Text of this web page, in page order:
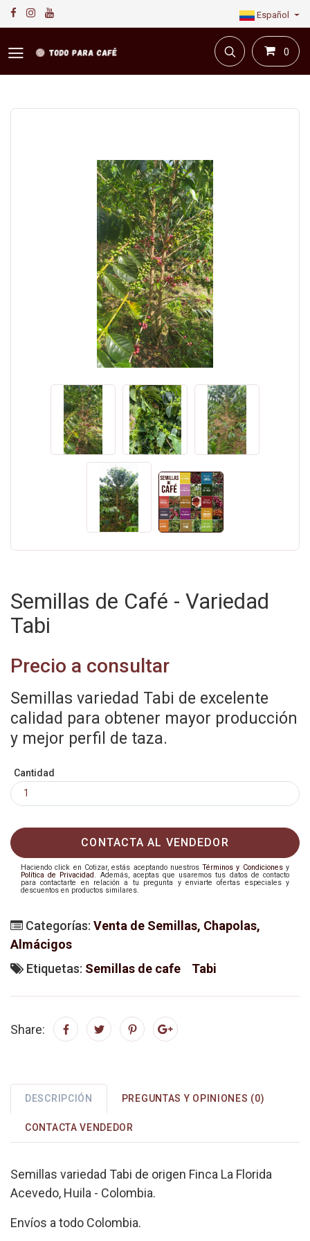
Español
0
Semillas de Café - Variedad
Tabi
Precio a consultar
Semillas variedad Tabi de excelente
calidad para obtener mayor producción
y mejor perfil de taza.
Cantidad
CONTACTA AL VENDEDOR
Haciendo click en Cotizar, estás aceptando nuestrosTérminos y Condicionesy
Política de Privacidad. Además, aceptas que usaremos tus datos de contacto
para contactarte en relación a tu pregunta y enviarte ofertas especiales y
descuentos en productos similares.
Categorías: Venta de Semillas, Chapolas,
Almácigos
Etiquetas: Semillas de cafe Tabi
Share:
DESCRIPCIÓN PREGUNTAS Y OPINIONES (0)
CONTACTA VENDEDOR
Semillas variedad Tabi de origen Finca La Florida
Acevedo, Huila - Colombia.
Envíos a todo Colombia.